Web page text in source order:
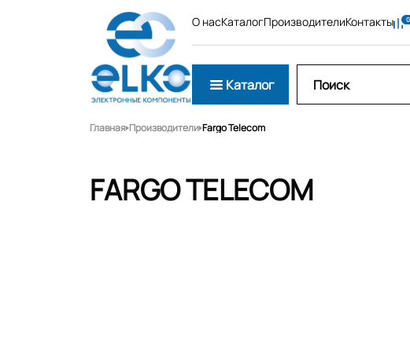
О насКаталогПроизводителиКонтакты
Каталог
Главная Производители Fargo Telecom
FARGO TELECOM